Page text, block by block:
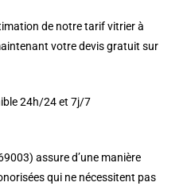
de notre tarif vitrier à
votre devis gratuit sur
24h/24 et 7j/7
assure d’une manière
qui ne nécessitent pas